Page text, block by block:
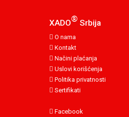
XADO® Srbija
O nama
Kontakt
Načini plaćanja
Uslovi korišćenja
Politika privatnosti
Sertifikati
Facebook